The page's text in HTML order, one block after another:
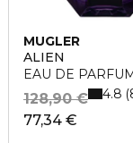
MUGLER
ALIEN
EAU DE
77,34 €
128,90 € 4.8